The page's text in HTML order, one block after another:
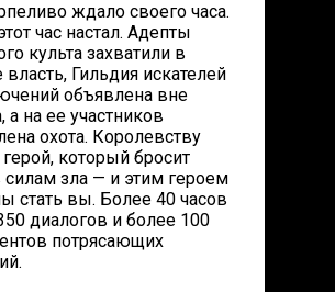
ждало своего часа.
час настал. Адепты
культа захватили в
власть, Гильдия искателей
объявлена вне
а на ее участников
охота. Королевству
который бросит
зла — и этим героем
стать вы. Более 40 часов
диалогов и более 100
потрясающих